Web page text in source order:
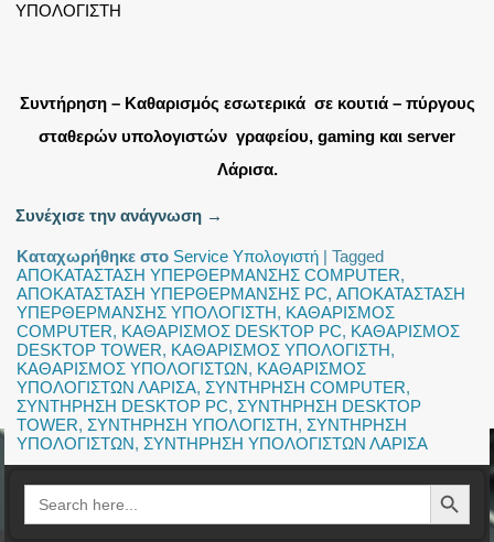
ΥΠΟΛΟΓΙΣΤΗ
Συντήρηση – Καθαρισμός εσωτερικά σε κουτιά – πύργους
σταθερών υπολογιστών γραφείου, gaming και server
Λάρισα.
Συνέχισε την ανάγνωση →
Καταχωρήθηκε στο Service Υπολογιστή |Tagged
ΑΠΟΚΑΤΑΣΤΑΣΗ ΥΠΕΡΘΕΡΜΑΝΣΗΣ COMPUTER,
ΑΠΟΚΑΤΑΣΤΑΣΗ ΥΠΕΡΘΕΡΜΑΝΣΗΣ PC,ΑΠΟΚΑΤΑΣΤΑΣΗ
ΥΠΕΡΘΕΡΜΑΝΣΗΣ ΥΠΟΛΟΓΙΣΤΗ, ΚΑΘΑΡΙΣΜΟΣ
COMPUTER, ΚΑΘΑΡΙΣΜΟΣ DESKTOP PC, ΚΑΘΑΡΙΣΜΟΣ
DESKTOP TOWER, ΚΑΘΑΡΙΣΜΟΣ ΥΠΟΛΟΓΙΣΤΗ,
ΚΑΘΑΡΙΣΜΟΣ ΥΠΟΛΟΓΙΣΤΩΝ, ΚΑΘΑΡΙΣΜΟΣ
ΥΠΟΛΟΓΙΣΤΩΝ ΛΑΡΙΣΑ, ΣΥΝΤΗΡΗΣΗ COMPUTER,
ΣΥΝΤΗΡΗΣΗ DESKTOP PC, ΣΥΝΤΗΡΗΣΗ DESKTOP
TOWER, ΣΥΝΤΗΡΗΣΗ ΥΠΟΛΟΓΙΣΤΗ, ΣΥΝΤΗΡΗΣΗ
ΥΠΟΛΟΓΙΣΤΩΝ, ΣΥΝΤΗΡΗΣΗ ΥΠΟΛΟΓΙΣΤΩΝ ΛΑΡΙΣΑ
Search
for:
Search Button